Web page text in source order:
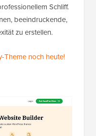
Schliff.
beeindruckende,
zu erstellen.
Theme noch heute!